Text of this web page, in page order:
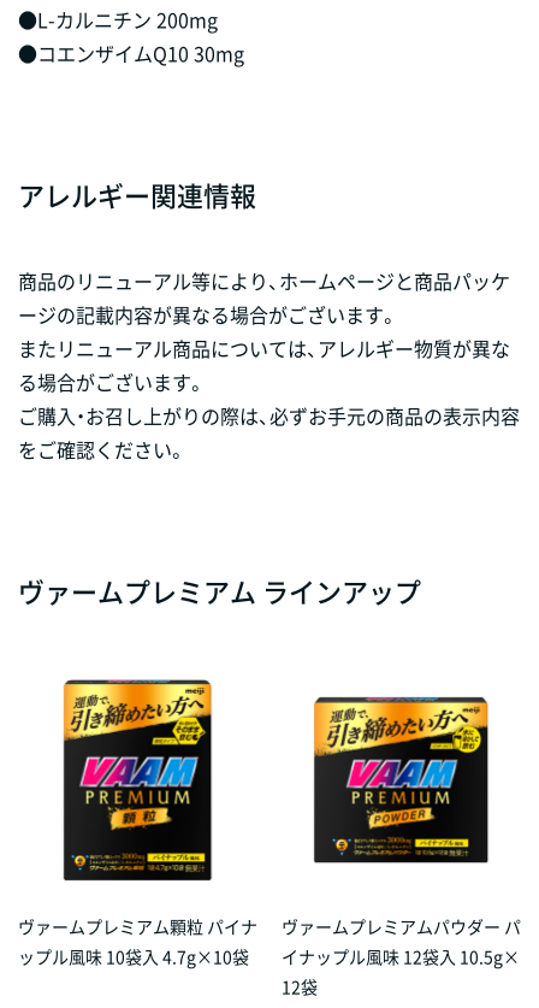
●L-カルニチン 200mg
●コエンザイムQ10 30mg
アレルギー関連情報
商品のリニューアル等により、ホームページと商品パッケ
ージの記載内容が異なる場合がございます。
またリニューアル商品については、アレルギー物質が異な
る場合がございます。
ご購入・お召し上がりの際は、必ずお手元の商品の表示内容
をご確認ください。
ヴァームプレミアム ラインアップ
ヴァームプレミアム顆粒 パイナ
ップル風味 10袋入 4.7g×10袋
ヴァームプレミアムパウダー パ
イナップル風味 12袋入 10.5g×
12袋